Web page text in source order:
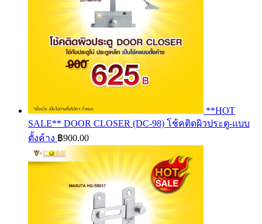
**HOT
SALE** DOOR CLOSER (DC-98) โช้คติดผิวประตู-แบบ
ตั้งค้าง ฿900.00